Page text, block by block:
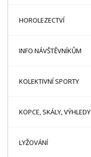
HOROLEZECTVÍ
INFO NÁVŠTĚVNÍKŮM
KOLEKTIVNÍ SPORTY
KOPCE, SKÁLY, VÝHLEDY
LYŽOVÁNÍ